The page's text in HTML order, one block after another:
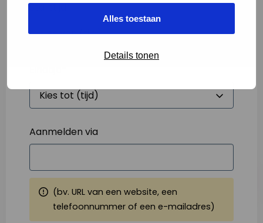
Alles toestaan
Details tonen
Starttijd*
Aanmelden via
(bv. URL van een website, een
telefoonnummer of een e-mailadres)